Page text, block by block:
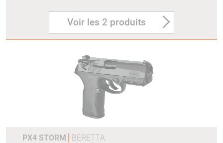
Voir les 2 produits
PX4 STORM BERETTA